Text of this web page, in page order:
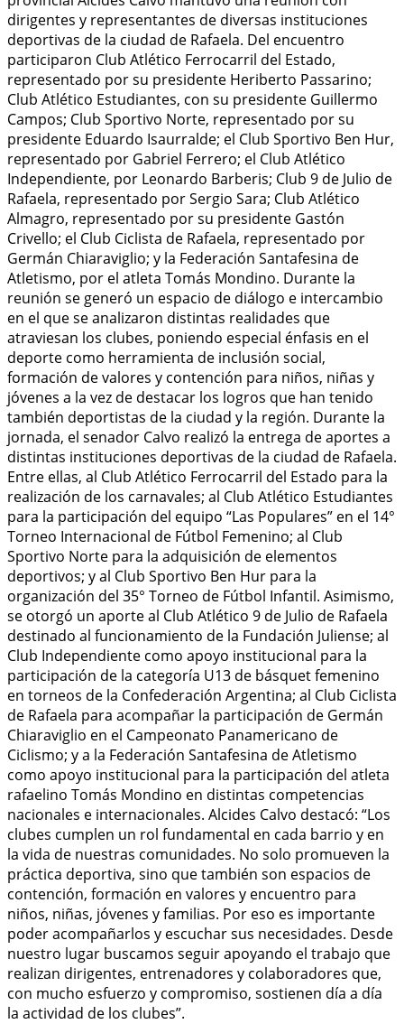
dirigentes y representantes de diversas instituciones
deportivas de la ciudad de Rafaela. Del encuentro
participaron Club Atlético Ferrocarril del Estado,
representado por su presidente Heriberto Passarino;
Club Atlético Estudiantes, con su presidente Guillermo
Campos; Club Sportivo Norte, representado por su
presidente Eduardo Isaurralde; el Club Sportivo Ben Hur,
representado por Gabriel Ferrero; el Club Atlético
Independiente, por Leonardo Barberis; Club 9 de Julio de
Rafaela, representado por Sergio Sara; Club Atlético
Almagro, representado por su presidente Gastón
Crivello; el Club Ciclista de Rafaela, representado por
Germán Chiaraviglio; y la Federación Santafesina de
Atletismo, por el atleta Tomás Mondino. Durante la
reunión se generó un espacio de diálogo e intercambio
en el que se analizaron distintas realidades que
atraviesan los clubes, poniendo especial énfasis en el
deporte como herramienta de inclusión social,
formación de valores y contención para niños, niñas y
jóvenes a la vez de destacar los logros que han tenido
también deportistas de la ciudad y la región. Durante la
jornada, el senador Calvo realizó la entrega de aportes a
distintas instituciones deportivas de la ciudad de Rafaela.
Entre ellas, al Club Atlético Ferrocarril del Estado para la
realización de los carnavales; al Club Atlético Estudiantes
para la participación del equipo “Las Populares” en el 14°
Torneo Internacional de Fútbol Femenino; al Club
Sportivo Norte para la adquisición de elementos
deportivos; y al Club Sportivo Ben Hur para la
organización del 35° Torneo de Fútbol Infantil. Asimismo,
se otorgó un aporte al Club Atlético 9 de Julio de Rafaela
destinado al funcionamiento de la Fundación Juliense; al
Club Independiente como apoyo institucional para la
participación de la categoría U13 de básquet femenino
en torneos de la Confederación Argentina; al Club Ciclista
de Rafaela para acompañar la participación de Germán
Chiaraviglio en el Campeonato Panamericano de
Ciclismo; y a la Federación Santafesina de Atletismo
como apoyo institucional para la participación del atleta
rafaelino Tomás Mondino en distintas competencias
nacionales e internacionales. Alcides Calvo destacó: “Los
clubes cumplen un rol fundamental en cada barrio y en
la vida de nuestras comunidades. No solo promueven la
práctica deportiva, sino que también son espacios de
contención, formación en valores y encuentro para
niños, niñas, jóvenes y familias. Por eso es importante
poder acompañarlos y escuchar sus necesidades. Desde
nuestro lugar buscamos seguir apoyando el trabajo que
realizan dirigentes, entrenadores y colaboradores que,
con mucho esfuerzo y compromiso, sostienen día a día
la actividad de los clubes”.